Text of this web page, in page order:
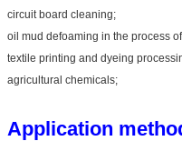
circuit board cleaning;
oil mud defoaming in the process
textile printing and dyeing
agricultural chemicals;
Application